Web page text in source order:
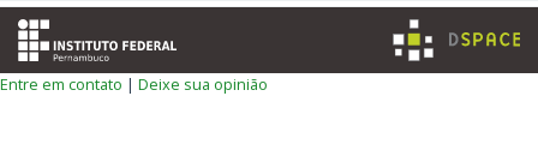
Entre em contato | Deixe sua opinião